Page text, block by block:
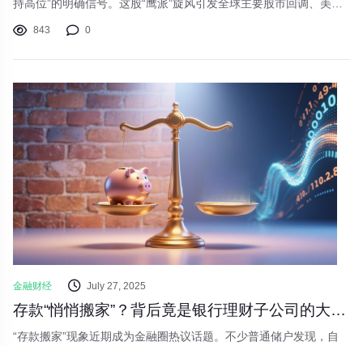
持高位”的明确信号。这股“鹰派”旋风引发全球主要股市回调、美元
辑？投资者又该如何调整策略，应对这场“持久战”？
843 0
金融财经 July 27, 2025
存款“悄悄搬家”？背后竟是银行理财子公司的大动作！
“存款搬家”现象近期成为金融圈热议话题。不少普通储户发现，自